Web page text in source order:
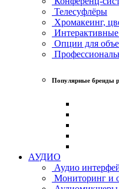
Телесуфлёры
Хромакеинг,
Опции для
Популярные бренды
АУДИО
Аудио
Мониторинг и